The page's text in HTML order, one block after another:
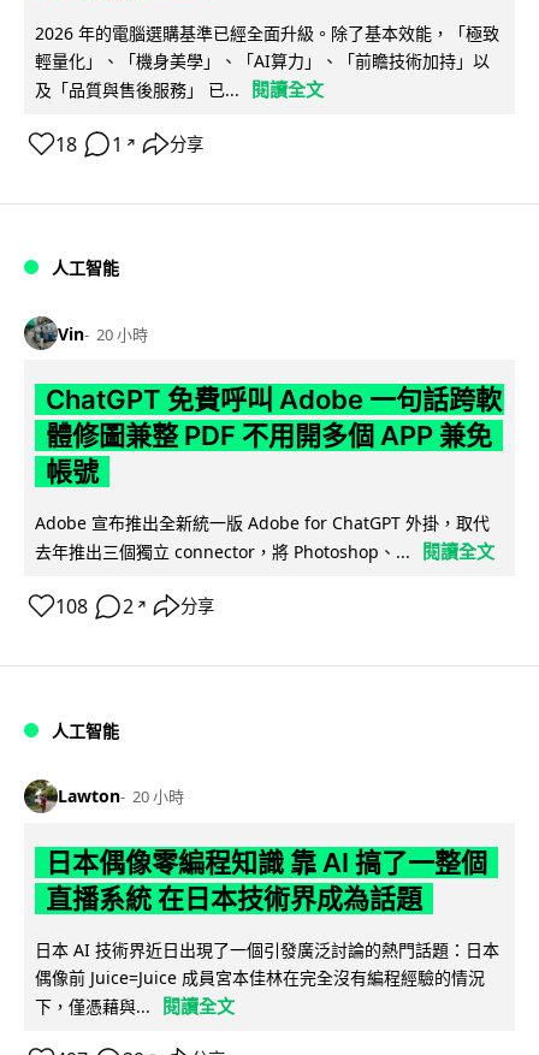
2026 年的電腦選購基準已經全面升級。除了基本效能，「極致
輕量化」、「機身美學」、「AI算力」、「前瞻技術加持」以
及「品質與售後服務」 已...
閱讀全文
18 1 ↗ 分享
人工智能
Vin 20 小時
ChatGPT 免費呼叫 Adobe 一句話跨軟
體修圖兼整 PDF 不用開多個 APP 兼免
帳號
Adobe 宣布推出全新統一版 Adobe for ChatGPT 外掛，取代
去年推出三個獨立 connector，將 Photoshop、...
閱讀全文
108 2 ↗ 分享
人工智能
Lawton 20 小時
日本偶像零編程知識 靠 AI 搞了一整個
直播系統 在日本技術界成為話題
日本 AI 技術界近日出現了一個引發廣泛討論的熱門話題：日本
偶像前 Juice=Juice 成員宮本佳林在完全沒有編程經驗的情況
下，僅憑藉與...
閱讀全文